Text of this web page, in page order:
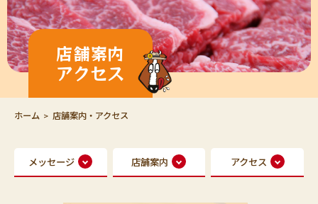
店舗案内
アクセス
ホーム 店舗案内・アクセス
メッセージ 店舗案内 アクセス